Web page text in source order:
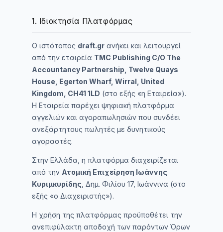
1. Ιδιοκτησία Πλατφόρμας
Ο ιστότοπος draft.gr ανήκει και λειτουργεί
από την εταιρεία TMC Publishing C/O The
Accountancy Partnership, Twelve Quays
House, Egerton Wharf, Wirral, United
Kingdom, CH41 1LD (στο εξής «η Εταιρεία»).
Η Εταιρεία παρέχει ψηφιακή πλατφόρμα
αγγελιών και αγοραπωλησιών που συνδέει
ανεξάρτητους πωλητές με δυνητικούς
αγοραστές.
Στην Ελλάδα, η πλατφόρμα διαχειρίζεται
από την Ατομική Επιχείρηση Ιωάννης
Κυριμκυρίδης , Δημ. Φιλίου 17, Ιωάννινα (στο
εξής «ο Διαχειριστής»).
Η χρήση της πλατφόρμας προϋποθέτει την
ανεπιφύλακτη αποδοχή των παρόντων Όρων